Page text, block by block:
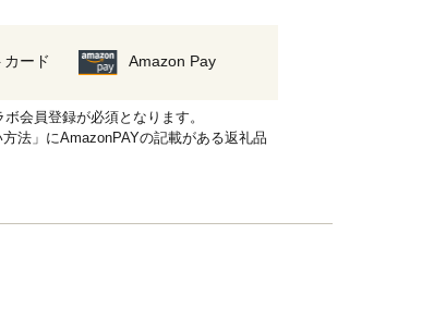
ード Amazon Pay
会員登録が必須となります。
法」にAmazonPAYの記載がある返礼品